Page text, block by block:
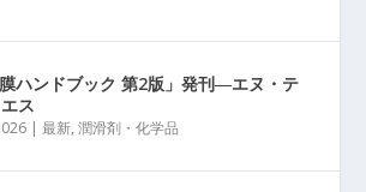
膜ハンドブック 第2版」発刊―エヌ・テ
ス
|最新,潤滑剤・化学品